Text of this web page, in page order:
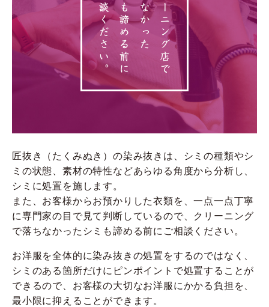
匠抜き（たくみぬき）の染み抜きは、シミの種類やシ
ミの状態、素材の特性などあらゆる角度から分析し、
シミに処置を施します。
また、お客様からお預かりした衣類を、一点一点丁寧
に専門家の目で見て判断しているので、クリーニング
で落ちなかったシミも諦める前にご相談ください。
お洋服を全体的に染み抜きの処置をするのではなく、
シミのある箇所だけにピンポイントで処置することが
できるので、お客様の大切なお洋服にかかる負担を、
最小限に抑えることができます。